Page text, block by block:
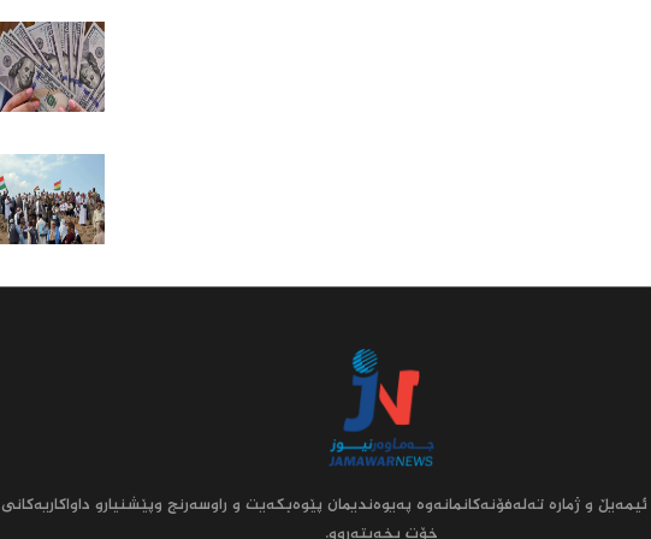
و ژماره‌ ته‌له‌فۆنه‌کانمانه‌وه‌ په‌یوه‌ندیمان پێوه‌بکه‌یت و راوسه‌رنج وپێشنیارو داواکاریه‌کانى
خۆت بخه‌یته‌روو.